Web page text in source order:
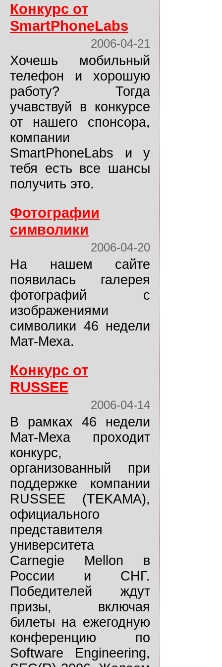
Конкурс от
SmartPhoneLabs
2006-04-21
Хочешь мобильный
телефон и хорошую
работу? Тогда
учавствуй в конкурсе
от нашего спонсора,
компании
SmartPhoneLabs и у
тебя есть все шансы
получить это.
Фотографии
символики
2006-04-20
На нашем сайте
появилась галерея
фотографий с
изображениями
символики 46 недели
Мат-Меха.
Конкурс от
RUSSEE
2006-04-14
В рамках 46 недели
Мат-Меха проходит
конкурс,
организованный при
поддержке компании
RUSSEE (TEKAMA),
официального
представителя
университета
Carnegie Mellon в
России и СНГ.
Победителей ждут
призы, включая
билеты на ежегодную
конференцию по
Software Engineering,